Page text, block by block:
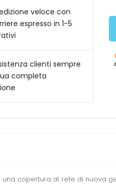
veloce con
espresso in 1-5
clienti sempre
completa
una copertura di rete di nuova